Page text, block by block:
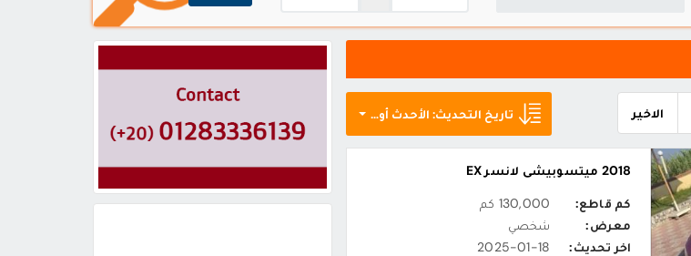
الاخير تاريخ التحديث: الأحدث أولاً
2018 ميتسوبيشي لانسر EX
كم قاطع:
130,000 كم
معرض:
شخصي
اخر تحديث:
2025-01-18